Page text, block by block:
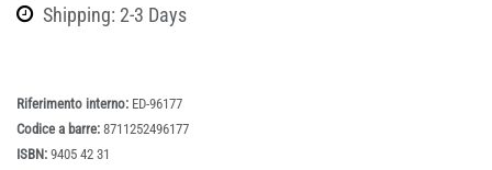
Shipping: 2-3 Days
Riferimento interno: ED-96177
Codice a barre: 8711252496177
ISBN: 9405 42 31